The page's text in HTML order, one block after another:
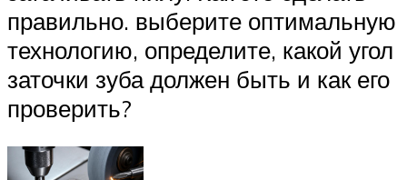
правильно. выберите оптимальную
технологию, определите, какой угол
заточки зуба должен быть и как его
проверить?